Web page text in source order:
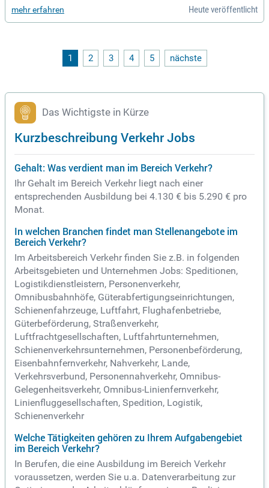
mehr erfahren Heute veröffentlicht
1 2 3 4 5 nächste
Das Wichtigste in Kürze
Kurzbeschreibung Verkehr Jobs
Gehalt: Was verdient man im Bereich Verkehr?
Ihr Gehalt im Bereich Verkehr liegt nach einer
entsprechenden Ausbildung bei 4.130 € bis 5.290 € pro
Monat.
In welchen Branchen findet man Stellenangebote im
Bereich Verkehr?
Im Arbeitsbereich Verkehr finden Sie z.B. in folgenden
Arbeitsgebieten und Unternehmen Jobs: Speditionen,
Logistikdienstleistern, Personenverkehr,
Omnibusbahnhöfe, Güterabfertigungseinrichtungen,
Schienenfahrzeuge, Luftfahrt, Flughafenbetriebe,
Güterbeförderung, Straßenverkehr,
Luftfrachtgesellschaften, Luftfahrtunternehmen,
Schienenverkehrsunternehmen, Personenbeförderung,
Eisenbahnfernverkehr, Nahverkehr, Lande,
Verkehrsverbund, Personennahverkehr, Omnibus-
Gelegenheitsverkehr, Omnibus-Linienfernverkehr,
Linienfluggesellschaften, Spedition, Logistik,
Schienenverkehr
Welche Tätigkeiten gehören zu Ihrem Aufgabengebiet
im Bereich Verkehr?
In Berufen, die eine Ausbildung im Bereich Verkehr
voraussetzen, werden Sie u.a. Datenverarbeitung zur